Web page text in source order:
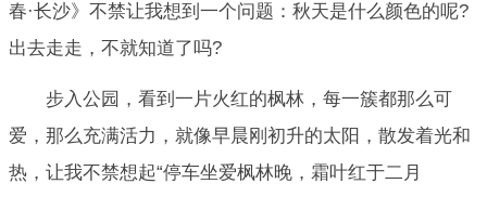
春·长沙》不禁让我想到一个问题：秋天是什么颜色的呢?
出去走走，不就知道了吗?
步入公园，看到一片火红的枫林，每一簇都那么可
爱，那么充满活力，就像早晨刚初升的太阳，散发着光和
热，让我不禁想起“停车坐爱枫林晚，霜叶红于二月